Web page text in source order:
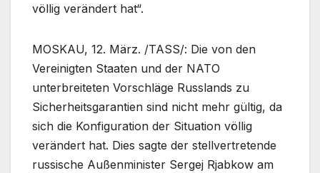
völlig verändert hat“.
MOSKAU, 12. März. /TASS/: Die von den
Vereinigten Staaten und der NATO
unterbreiteten Vorschläge Russlands zu
Sicherheitsgarantien sind nicht mehr gültig, da
sich die Konfiguration der Situation völlig
verändert hat. Dies sagte der stellvertretende
russische Außenminister Sergej Rjabkow am